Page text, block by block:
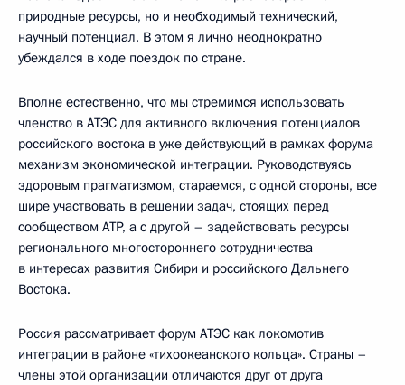
природные ресурсы, но и необходимый технический,
научный потенциал. В этом я лично неоднократно
убеждался в ходе поездок по стране.
Вполне естественно, что мы стремимся использовать
членство в АТЭС для активного включения потенциалов
российского востока в уже действующий в рамках форума
механизм экономической интеграции. Руководствуясь
здоровым прагматизмом, стараемся, с одной стороны, все
шире участвовать в решении задач, стоящих перед
сообществом АТР, а с другой – задействовать ресурсы
регионального многостороннего сотрудничества
в интересах развития Сибири и российского Дальнего
Востока.
Россия рассматривает форум АТЭС как локомотив
интеграции в районе «тихоокеанского кольца». Страны –
члены этой организации отличаются друг от друга